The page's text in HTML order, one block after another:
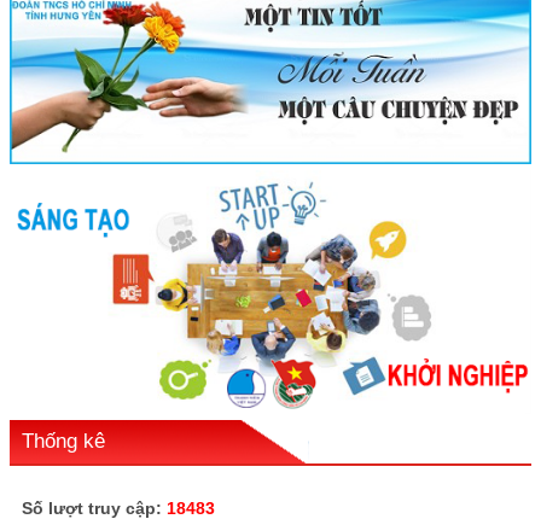
Thống kê
Số lượt truy cập: 18483